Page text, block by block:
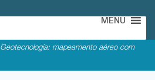
MENU
Geotecnologia: mapeamento aéreo com